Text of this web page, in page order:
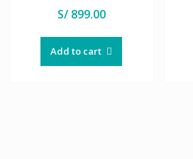
S/899.00
Add to cart